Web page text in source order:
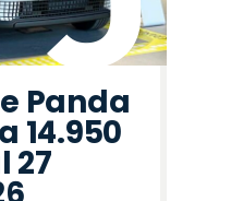
Panda
14.950
27